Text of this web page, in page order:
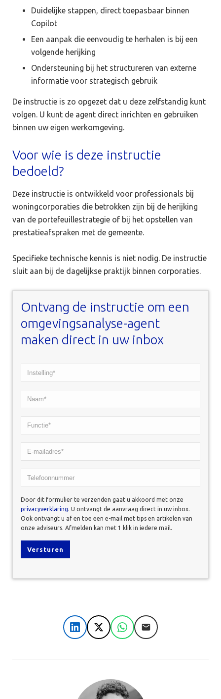
Duidelijke stappen, direct toepasbaar binnen
Copilot
Een aanpak die eenvoudig te herhalen is bij een
volgende herijking
Ondersteuning bij het structureren van externe
informatie voor strategisch gebruik
De instructie is zo opgezet dat u deze zelfstandig kunt
volgen. U kunt de agent direct inrichten en gebruiken
binnen uw eigen werkomgeving.
Voor wie is deze instructie
bedoeld?
Deze instructie is ontwikkeld voor professionals bij
woningcorporaties die betrokken zijn bij de herijking
van de portefeuillestrategie of bij het opstellen van
prestatieafspraken met de gemeente.
Specifieke technische kennis is niet nodig. De instructie
sluit aan bij de dagelijkse praktijk binnen corporaties.
Ontvang de instructie om een
omgevingsanalyse-agent
maken direct in uw inbox
Instelling*
*
Naam*
*
Functie*
*
E-
mailadres*
Telefoonnummer
Door dit formulier te verzenden gaat u akkoord met onze
privacyverklaring. U ontvangt de aanvraag direct in uw inbox.
Ook ontvangt u af en toe een e-mail met tips en artikelen van
onze adviseurs. Afmelden kan met 1 klik in iedere mail.
LinkedIn
X WhatsApp
E-mail